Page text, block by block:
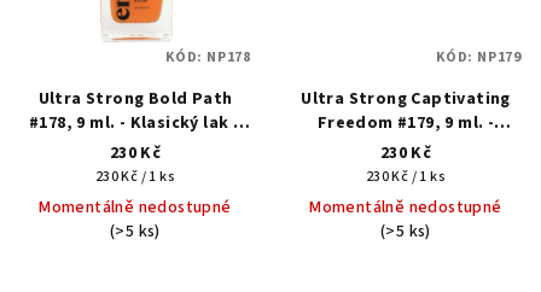
Ultra Strong Bold Path
#178, 9 ml. - Klasický lak s
gelovým efektem
230 Kč
Měrná
cena:
230 Kč / 1 ks
Momentálně nedostupné
(>5 ks)
KÓD: NP178
Ultra Strong Captivating
Freedom #179, 9 ml. -
Klasický lak s gelovým
efektem
230 Kč
Měrná
cena:
230 Kč / 1 ks
Momentálně nedostupné
(>5 ks)
KÓD: NP179